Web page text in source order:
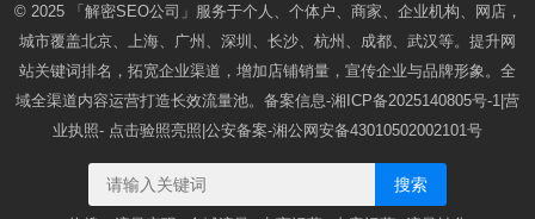
© 2025 「解密SEO公司」 服务于个人、个体户、商家、企业机构、网店，
城市覆盖北京、上海、广州、深圳、长沙、杭州、成都、武汉等。提升网
站关键词排名，拓宽企业渠道，增加店铺销量，宣传企业与品牌形象。全
域全渠道内容运营打造长效流量池。备案信息-湘ICP备2025140805号-1 |营
业执照- 点击验照亮照 |公安备案-湘公网安备43010502002101号
搜索